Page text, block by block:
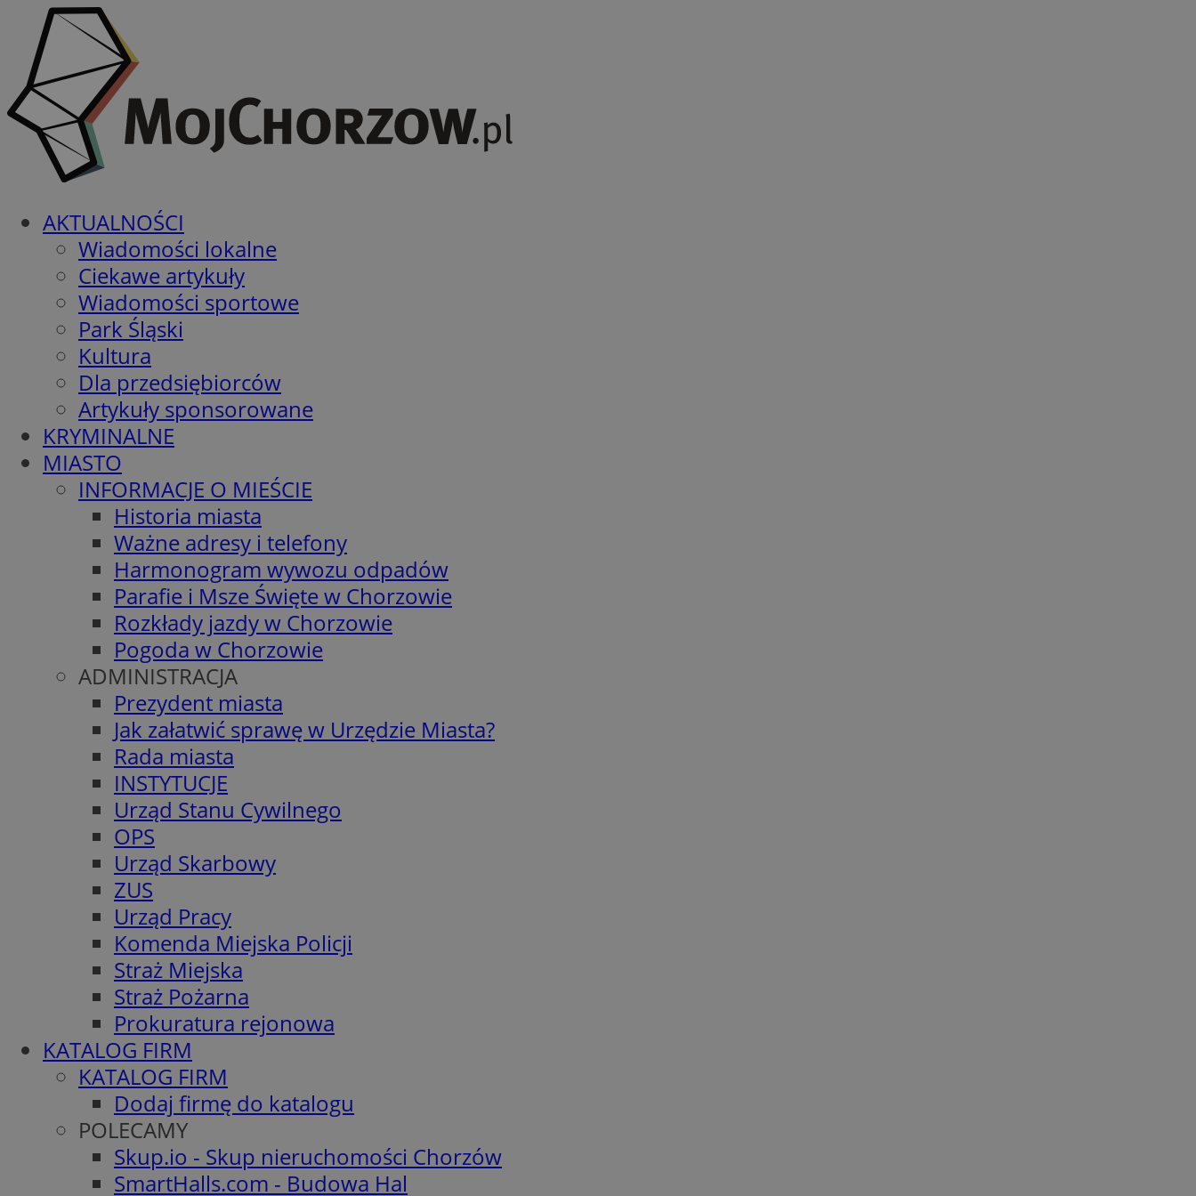
AKTUALNOŚCI
Wiadomości lokalne
Ciekawe artykuły
Wiadomości sportowe
Park Śląski
Kultura
Dla przedsiębiorców
Artykuły sponsorowane
KRYMINALNE
MIASTO
INFORMACJE O MIEŚCIE
Historia miasta
Ważne adresy i telefony
Harmonogram wywozu odpadów
Parafie i Msze Święte w Chorzowie
Rozkłady jazdy w Chorzowie
Pogoda w Chorzowie
ADMINISTRACJA
Prezydent miasta
Jak załatwić sprawę w Urzędzie Miasta?
Rada miasta
INSTYTUCJE
Urząd Stanu Cywilnego
OPS
Urząd Skarbowy
ZUS
Urząd Pracy
Komenda Miejska Policji
Straż Miejska
Straż Pożarna
Prokuratura rejonowa
KATALOG FIRM
KATALOG FIRM
Dodaj firmę do katalogu
POLECAMY
Skup.io - Skup nieruchomości Chorzów
SmartHalls.com - Budowa Hal